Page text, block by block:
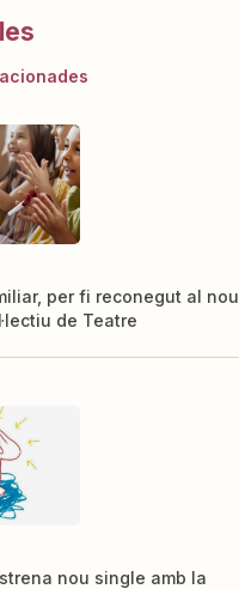
per fi reconegut al nou
de Teatre
nou single amb la